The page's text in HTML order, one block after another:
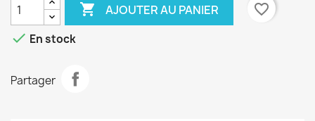
 AJOUTER AU PANIER
favorite_border
 En stock
Partager